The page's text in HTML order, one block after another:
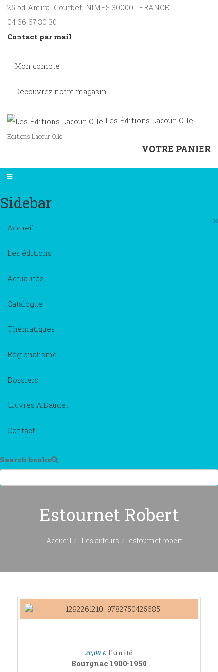
25 bd Amiral Courbet, NIMES 30000 , FRANCE
04 66 67 30 30
Contact par mail
Mon compte
Découvrez notre magasin
Les Éditions Lacour-Ollé
Editions Lacour Ollé
VOTRE PANIER
Sidebar
×
Accueil
Les éditions
Actualités
Catalogue
Thématiques
Régionalisme
Dossiers
Œuvres A.Daudet
Contact
Search books
Estournet Robert
Accueil Les auteurs estournet robert
20,00 € l'unité
Bourgnac 1900-1950